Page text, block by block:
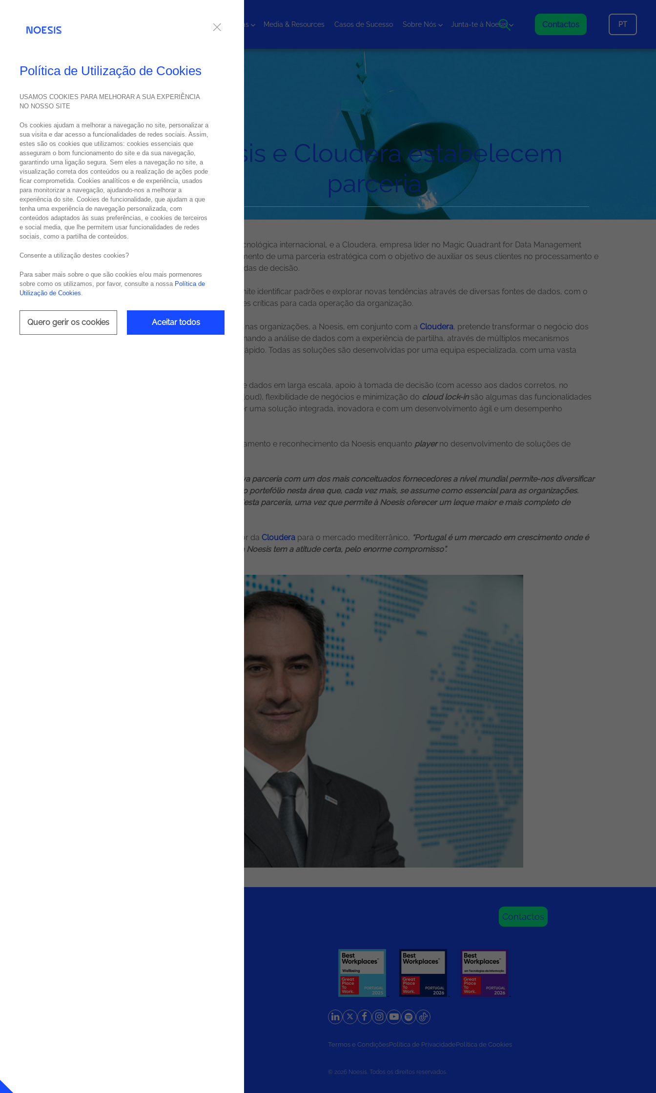
Tecnologias Media & Resources Casos de Sucesso Sobre Nós Junta-te à Noesis Contactos PT
COMUNICADO DE
IMPRENSA
maio
2018
Noesis e Cloudera estabelecem
parceria
– A Noesis, consultora tecnológica internacional, e a Cloudera, empresa líder no Magic Quadrant for Data Management
Solutions for Analytics 2017, anunciam o estabelecimento de uma parceria estratégica com o objetivo de auxiliar os seus clientes no processamento e
análise dos seus dados, de forma a agilizar as tomadas de decisão.
A plataforma de gestão de dados da
permite identificar padrões e explorar novas tendências através de diversas fontes de dados, com o
intuito de criar e desenvolver análises de informações críticas para cada operação da organização.
Deste modo, com a incorporação desta plataforma nas organizações, a Noesis, em conjunto com a Cloudera, pretende transformar o negócio dos
seus clientes de acordo com os seus dados, combinando a análise de dados com a experiência de partilha, através de múltiplos mecanismos
analíticos e ferramentas de desenvolvimento ágil e rápido. Todas as soluções são desenvolvidas por uma equipa especializada, com uma vasta
Elasticidade e flexibilidade para o processamento de dados em larga escala, apoio à tomada de decisão (com acesso aos dados corretos, no
momento certo, com o custo e a conveniência da cloud), flexibilidade de negócios e minimização do cloud lock-in são algumas das funcionalidades
desta plataforma, que possibilitará à Noesis oferecer uma solução integrada, inovadora e com um desenvolvimento ágil e um desempenho
Pretende-se, com esta parceria, reforçar o posicionamento e reconhecimento da Noesis enquanto playerno desenvolvimento de soluções de
“esta nova parceria com um dos mais conceituados fornecedores a nível mundial permite-nos diversificar
a nossa oferta e, ao mesmo tempo, reforçar o nosso portefólio nesta área que, cada vez mais, se assume como essencial para as organizações.
Estamos muito satisfeitos com o estabelecimento desta parceria, uma vez que permite à Noesis oferecer um leque maior e mais completo de
De acordo com Christian Violi, Channel Sales Director da Cloudera para o mercado mediterrânico, “Portugal é um mercado em crescimento onde é
preciso estar focado em parceiros de confiança, e a Noesis tem a atitude certa, pelo enorme compromisso”.
Contactos
Termos e CondiçõesPolítica de PrivacidadePolítica de Cookies
© 2026 Noesis. Todos os direitos reservados.
Política de Utilização de Cookies
USAMOS COOKIES PARA MELHORAR A SUA EXPERIÊNCIA
NO NOSSO SITE
Os cookies ajudam a melhorar a navegação no site, personalizar a
sua visita e dar acesso a funcionalidades de redes sociais. Assim,
estes são os cookies que utilizamos: cookies essenciais que
asseguram o bom funcionamento do site e da sua navegação,
garantindo uma ligação segura. Sem eles a navegação no site, a
visualização correta dos conteúdos ou a realização de ações pode
ficar comprometida. Cookies analíticos e de experiência, usados
para monitorizar a navegação, ajudando-nos a melhorar a
experiência do site. Cookies de funcionalidade, que ajudam a que
tenha uma experiência de navegação personalizada, com
conteúdos adaptados às suas preferências, e cookies de terceiros
e social media, que lhe permitem usar funcionalidades de redes
sociais, como a partilha de conteúdos.
Consente a utilização destes cookies?
Para saber mais sobre o que são cookies e/ou mais pormenores
sobre como os utilizamos, por favor, consulte a nossa Política de
Utilização de Cookies.
Quero gerir os cookies Aceitar todos